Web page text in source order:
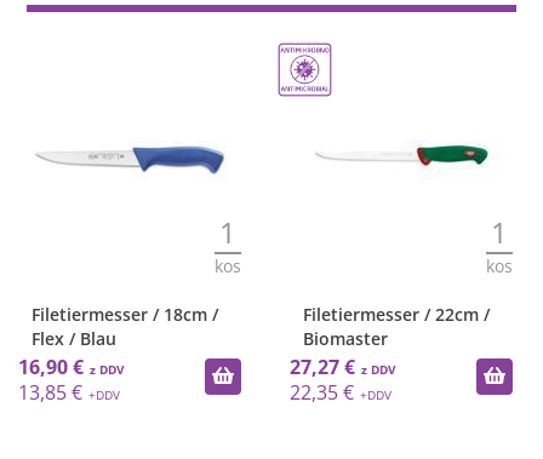
1
kos
Filetiermesser / 18cm /
Flex / Blau
16,90 €
13,85 €
1
kos
Filetiermesser / 22cm /
Biomaster
27,27 €
22,35 €